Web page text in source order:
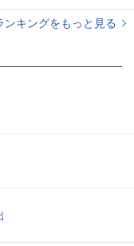
キングをもっと見る